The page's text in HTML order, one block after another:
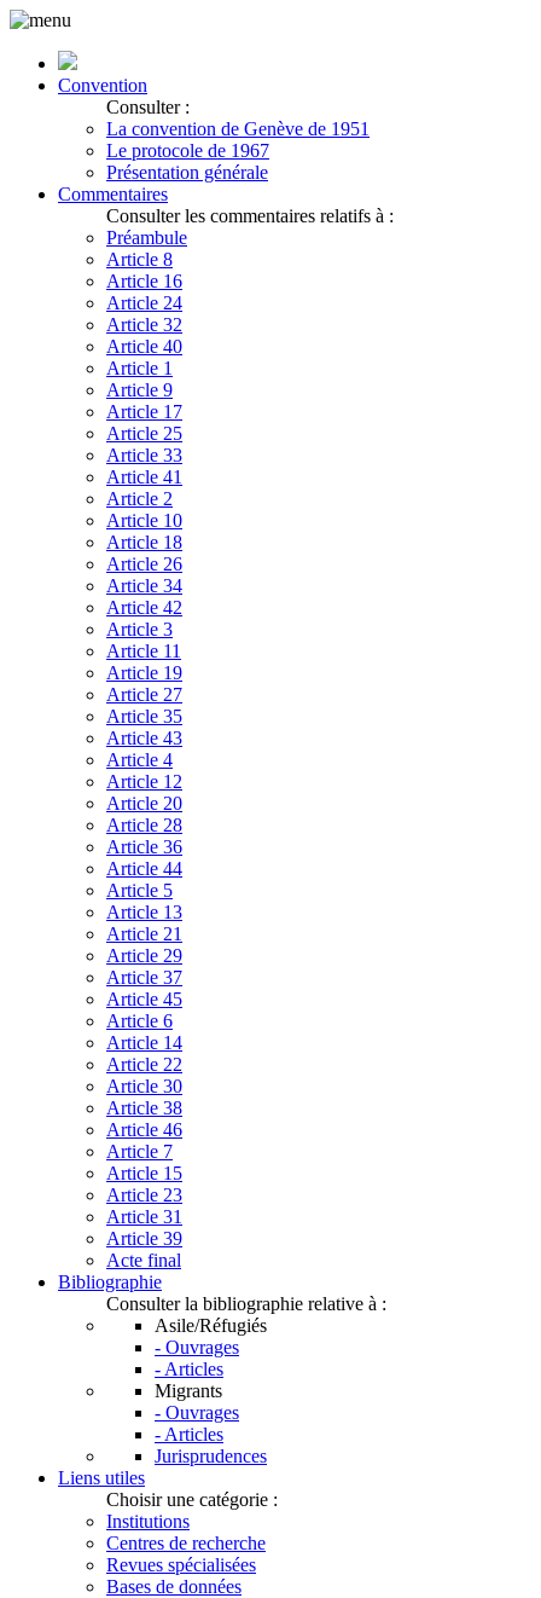
Convention
Consulter :
La convention de Genève de 1951
Le protocole de 1967
Présentation générale
Commentaires
Consulter les commentaires relatifs à :
Préambule
Article 8
Article 16
Article 24
Article 32
Article 40
Article 1
Article 9
Article 17
Article 25
Article 33
Article 41
Article 2
Article 10
Article 18
Article 26
Article 34
Article 42
Article 3
Article 11
Article 19
Article 27
Article 35
Article 43
Article 4
Article 12
Article 20
Article 28
Article 36
Article 44
Article 5
Article 13
Article 21
Article 29
Article 37
Article 45
Article 6
Article 14
Article 22
Article 30
Article 38
Article 46
Article 7
Article 15
Article 23
Article 31
Article 39
Acte final
Bibliographie
Consulter la bibliographie relative à :
Asile/Réfugiés
- Ouvrages
- Articles
Migrants
- Ouvrages
- Articles
Jurisprudences
Liens utiles
Choisir une catégorie :
Institutions
Centres de recherche
Revues spécialisées
Bases de données